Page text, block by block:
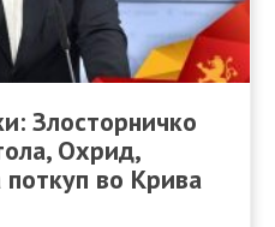
Злосторничко
Охрид,
во Крива